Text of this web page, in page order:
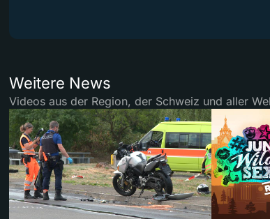
Weitere News
Videos aus der Region, der Schweiz und aller